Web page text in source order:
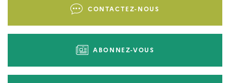
CONTACTEZ-NOUS
ABONNEZ-VOUS